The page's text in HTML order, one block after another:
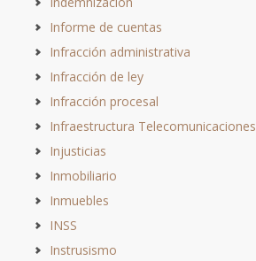
Informe de cuentas
Infracción administrativa
Infracción de ley
Infracción procesal
Infraestructura Telecomunicaciones
Injusticias
Inmobiliario
Inmuebles
INSS
Instrusismo